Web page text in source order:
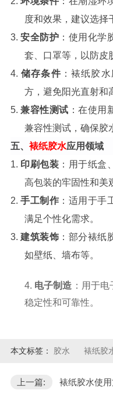
度和效果，建议选择
3.安全防护 ：使用化学
套、口罩等，以防皮
4.储存条件：裱纸胶
方，避免阳光直射和
5.兼容性测试 ：在使用
兼容性测试，确保胶
五、 裱纸胶水应用领域
1. 印刷包装 ：用于纸盒
高包装的牢固性和美
2.手工制作 ：适用于手
满足个性化需求。
3.建筑装饰 ：部分裱纸
如壁纸、墙布等。
4. 电子制造 ：用于
稳定性和可靠性。
本文标签： 胶水 裱纸胶
上一篇: 裱纸胶水使